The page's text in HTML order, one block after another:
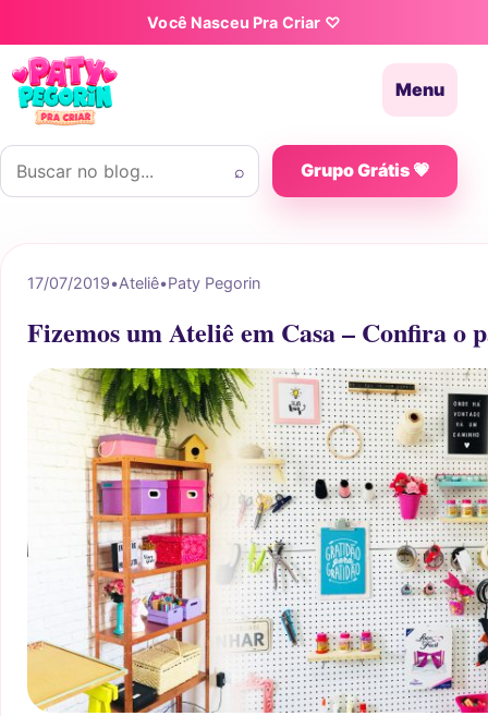
Pular para o conteúdoVocê Nasceu Pra Criar ♡
Menu
Buscar por:
⌕ Grupo Grátis 💗
17/07/2019•Ateliê•Paty Pegorin
Fizemos um Ateliê em Casa – Confira o